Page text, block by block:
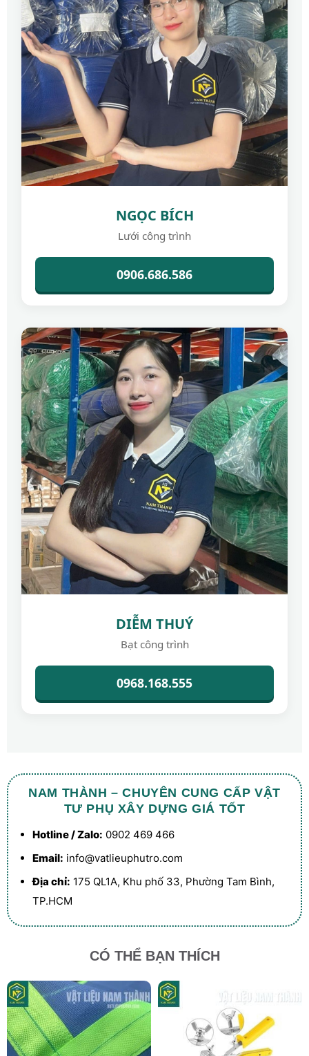
NGỌC BÍCH
Lưới công trình
0906.686.586
DIỄM THUÝ
Bạt công trình
0968.168.555
NAM THÀNH – CHUYÊN CUNG CẤP VẬT
TƯ PHỤ XÂY DỰNG GIÁ TỐT
Hotline / Zalo: 0902 469 466
Email: info@vatlieuphutro.com
Địa chỉ: 175 QL1A, Khu phố 33, Phường Tam Bình,
TP.HCM
CÓ THỂ BẠN THÍCH